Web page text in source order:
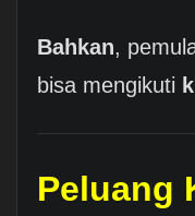
Bahkan,
bisa mengikuti
Peluang